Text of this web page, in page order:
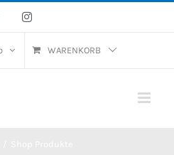
FacebookInstagram
WARENKORB